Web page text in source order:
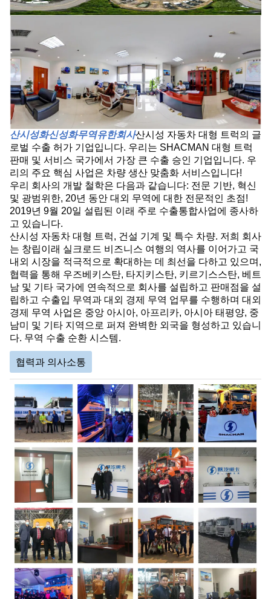
산시성화신성화무역유한회사산시성 자동차 대형 트럭의 글
로벌 수출 허가 기업입니다. 우리는 SHACMAN 대형 트럭
판매 및 서비스 국가에서 가장 큰 수출 승인 기업입니다. 우
리의 주요 핵심 사업은 차량 생산 맞춤화 서비스입니다!
우리 회사의 개발 철학은 다음과 같습니다: 전문 기반, 혁신
및 광범위한, 20년 동안 대외 무역에 대한 전문적인 초점!
2019년 9월 20일 설립된 이래 주로 수출통합사업에 종사하
고 있습니다.
산시성 자동차 대형 트럭, 건설 기계 및 특수 차량. 저희 회사
는 창립이래 실크로드 비즈니스 여행의 역사를 이어가고 국
내외 시장을 적극적으로 확대하는 데 최선을 다하고 있으며,
협력을 통해 우즈베키스탄, 타지키스탄, 키르기스스탄, 베트
남 및 기타 국가에 연속적으로 회사를 설립하고 판매점을 설
립하고 수출입 무역과 대외 경제 무역 업무를 수행하며 대외
경제 무역 사업은 중앙 아시아, 아프리카, 아시아 태평양, 중
남미 및 기타 지역으로 퍼져 완벽한 외국을 형성하고 있습니
다. 무역 수출 순환 시스템.
협력과 의사소통